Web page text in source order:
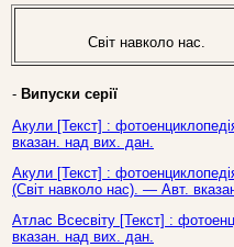
Світ навколо нас.
- Випуски серії
Акули [Текст] :
вказан. над вих. дан.
Акули [Текст] :
(Світ навколо нас). — Авт.
Атлас Всесвіту [Текст] :
вказан. над вих. дан.